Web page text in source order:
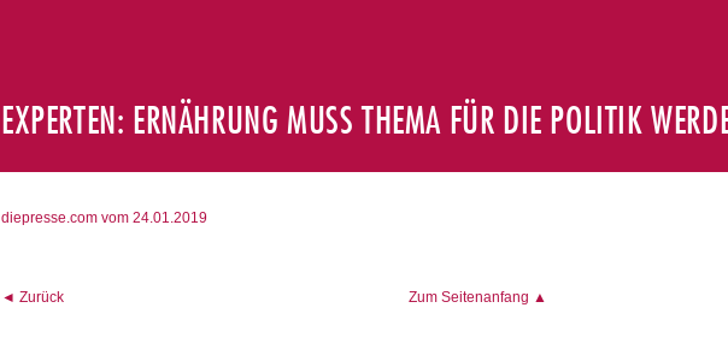
EXPERTEN: ERNÄHRUNG MUSS THEMA FÜR DIE POLITIK
diepresse.com vom 24.01.2019
◄ Zurück Zum Seitenanfang ▲